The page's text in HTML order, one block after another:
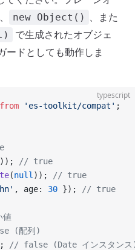
new Object() 、また
で生成されたオブジェ
ードとしても動作しま
typescript
from 'es-toolkit/compat' ;
// true
(null ));
// true
, age: 30 }); // true
値
(配列)
// false (Date インスタン